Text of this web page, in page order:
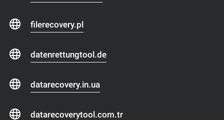
filerecovery.pl
datenrettungtool.de
datarecovery.in.ua
datarecoverytool.com.tr